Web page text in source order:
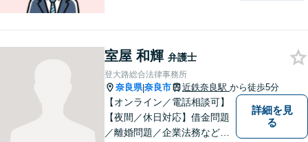
談しやすい弁護士を目指す
【夜間・休日面談可】【完全
個室】【近鉄奈良駅5分】
室屋 和輝 弁護士
登大路総合法律事務所
奈良県|奈良市 近鉄奈良駅 から徒歩5分
【オンライン／電話相談可】
【夜間／休日対応】借金問題
／離婚問題／企業法務など幅
詳細を見
る